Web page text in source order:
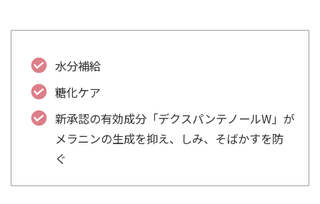
水分補給
糖化ケア
新承認の有効成分「デクスパンテノールW」が
メラニンの生成を抑え、しみ、そばかすを防
ぐ